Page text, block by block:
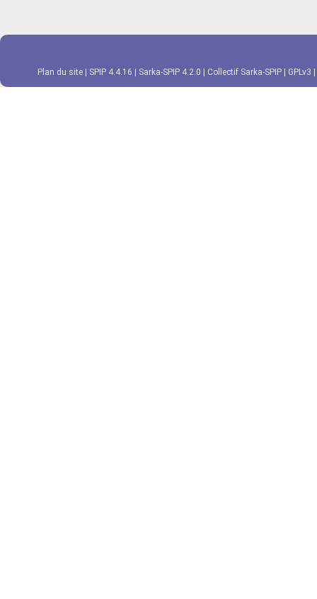
Plan du site SPIP 4.4.16 Sarka-SPIP 4.2.0 Collectif Sarka-SPIP GPLv3